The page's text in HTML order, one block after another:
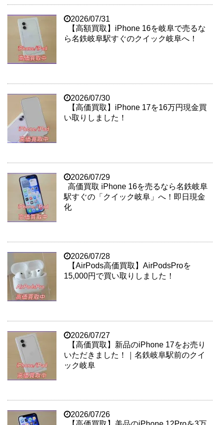
2026/07/31
【高額買取】iPhone 16を岐阜で売るな
ら名鉄岐阜駅すぐのクイック岐阜へ！
2026/07/30
【高価買取】iPhone 17を16万円現金買
い取りしました！
2026/07/29
高価買取 iPhone 16を売るなら名鉄岐阜
駅すぐの「クイック岐阜」へ！即日現金
化
2026/07/28
【AirPods高価買取】AirPodsProを
15,000円で買い取りしました！
2026/07/27
【高価買取】新品のiPhone 17をお売り
いただきました！｜名鉄岐阜駅前のクイ
ック岐阜
2026/07/26